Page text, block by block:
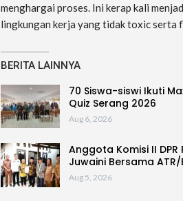
menghargai proses. Ini kerap kali
lingkungan kerja yang tidak toxic serta
BERITA LAINNYA
70 Siswa-siswi Ikuti
Quiz Serang 2026
Aug 6, 2026
Anggota Komisi II DPR
Juwaini Bersama ATR/
Aug 5, 2026